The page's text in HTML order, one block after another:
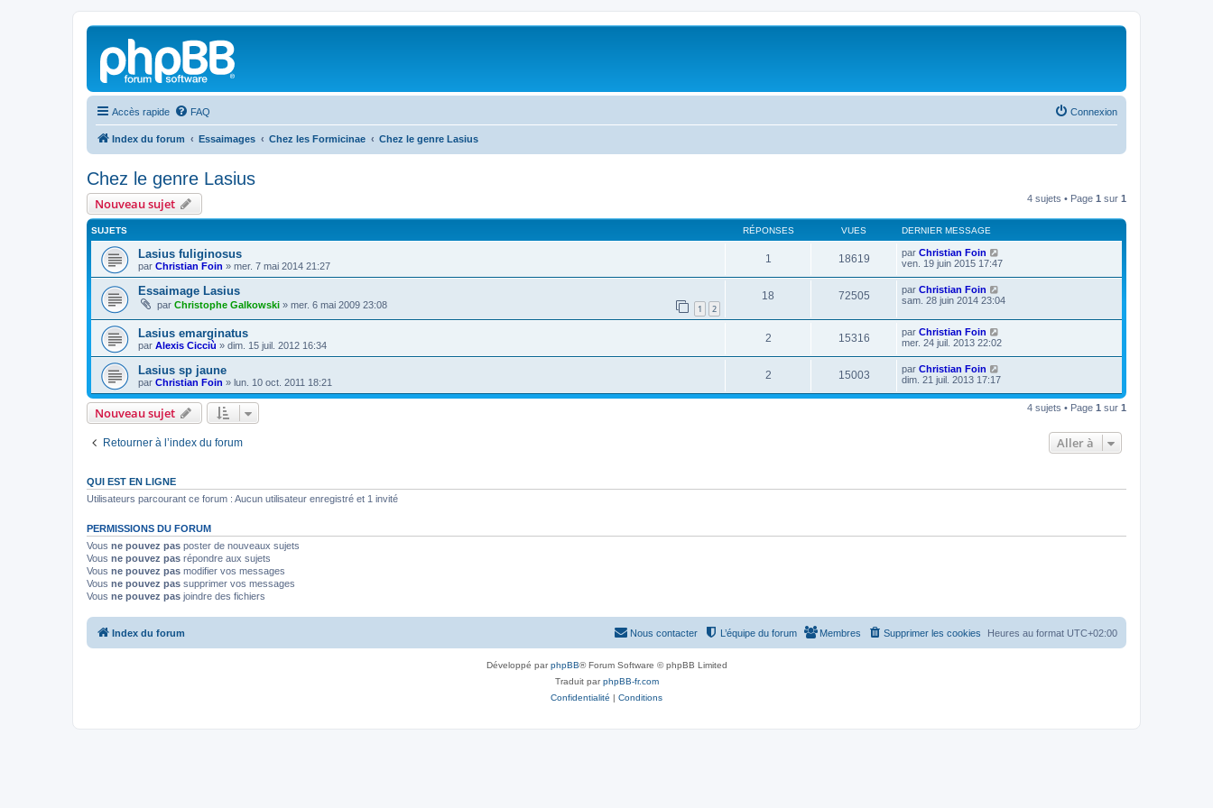
Accès rapide FAQ Connexion
Index du forum Essaimages Chez les Formicinae Chez le genre Lasius
Chez le genre Lasius
Nouveau sujet 4 sujets • Page 1 sur 1
SUJETS RÉPONSES VUES DERNIER MESSAGE
Lasius fuliginosus
par Christian Foin » mer. 7 mai 2014 21:27
1 18619 par Christian Foin
ven. 19 juin 2015 17:47
Essaimage Lasius
par Christophe Galkowski » mer. 6 mai 2009 23:08 1 2
18 72505 par Christian Foin
sam. 28 juin 2014 23:04
Lasius emarginatus
par Alexis Cicciù » dim. 15 juil. 2012 16:34
2 15316 par Christian Foin
mer. 24 juil. 2013 22:02
Lasius sp jaune
par Christian Foin » lun. 10 oct. 2011 18:21
2 15003 par Christian Foin
dim. 21 juil. 2013 17:17
Nouveau sujet 4 sujets • Page 1 sur 1
Retourner à l’index du forum Aller à
QUI EST EN LIGNE
Utilisateurs parcourant ce forum : Aucun utilisateur enregistré et 1 invité
PERMISSIONS DU FORUM
Vous ne pouvez pas poster de nouveaux sujets
Vous ne pouvez pas répondre aux sujets
Vous ne pouvez pas modifier vos messages
Vous ne pouvez pas supprimer vos messages
Vous ne pouvez pas joindre des fichiers
Index du forum Heures au format UTC+02:00
Supprimer les cookies
Membres
L’équipe du forum
Nous contacter
Développé parphpBB® Forum Software © phpBB Limited
Traduit parphpBB-fr.com
Confidentialité | Conditions